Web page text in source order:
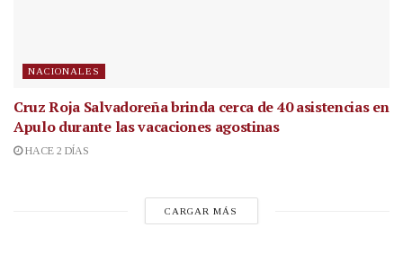
NACIONALES
Cruz Roja Salvadoreña brinda cerca de 40 asistencias en
Apulo durante las vacaciones agostinas
HACE 2 DÍAS
CARGAR MÁS